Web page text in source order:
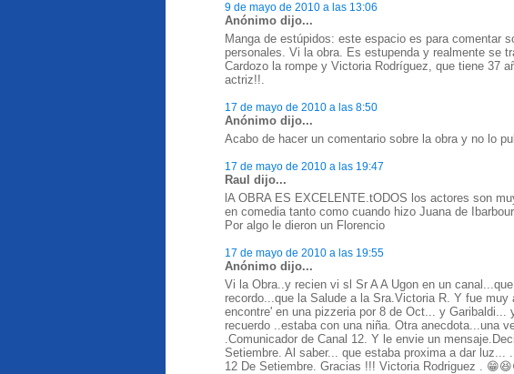
9 de mayo de 2010 a las 13:06
Anónimo dijo...
Manga de estúpidos: este espacio es para comentar
personales. Vi la obra. Es estupenda y realmente se
Cardozo la rompe y Victoria Rodríguez, que tiene 37
actriz!!.
17 de mayo de 2010 a las 8:50
Anónimo dijo...
Acabo de hacer un comentario sobre la obra y no lo
17 de mayo de 2010 a las 19:47
Raul dijo...
lA OBRA ES EXCELENTE.tODOS los actores son
en comedia tanto como cuando hizo Juana de
Por algo le dieron un Florencio
17 de mayo de 2010 a las 19:55
Anónimo dijo...
Vi la Obra..y recien vi sl Sr A A Ugon en un
recordo...que la Salude a la Sra.Victoria R. Y fue
encontre' en una pizzeria por 8 de Oct... y
recuerdo ..estaba con una niña. Otra anecdota...una
.Comunicador de Canal 12. Y le envie un
Setiembre. Al saber... que estaba proxima a dar luz...
12 De Setiembre. Gracias !!! Victoria Rodriguez .